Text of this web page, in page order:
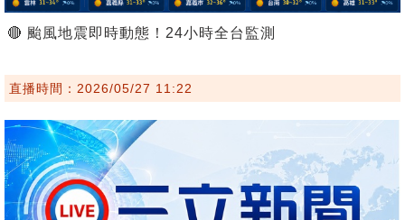
🔴 颱風地震即時動態！24小時全台監測
直播時間：2026/05/27 11:22